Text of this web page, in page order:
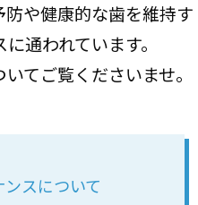
や健康的な歯を維持す
通われています。
てご覧くださいませ。
スについて